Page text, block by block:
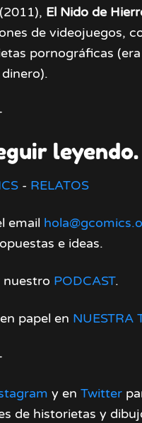
(2011), El Nido de
de videojuegos,
pornográficas
leyendo.
- RELATOS
email
e ideas.
nuestro PODCAST.
papel en NUESTRA
y en Twitter
de historietas y